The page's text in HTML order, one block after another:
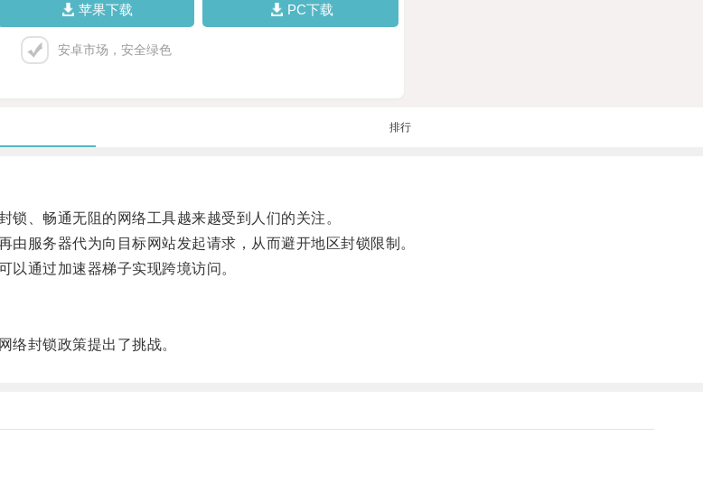
苹果下载 PC下载
安卓市场，安全绿色
排行
、畅通无阻的网络工具越来越受到人们的关注。
服务器代为向目标网站发起请求，从而避开地区封锁限制。
通过加速器梯子实现跨境访问。
封锁政策提出了挑战。